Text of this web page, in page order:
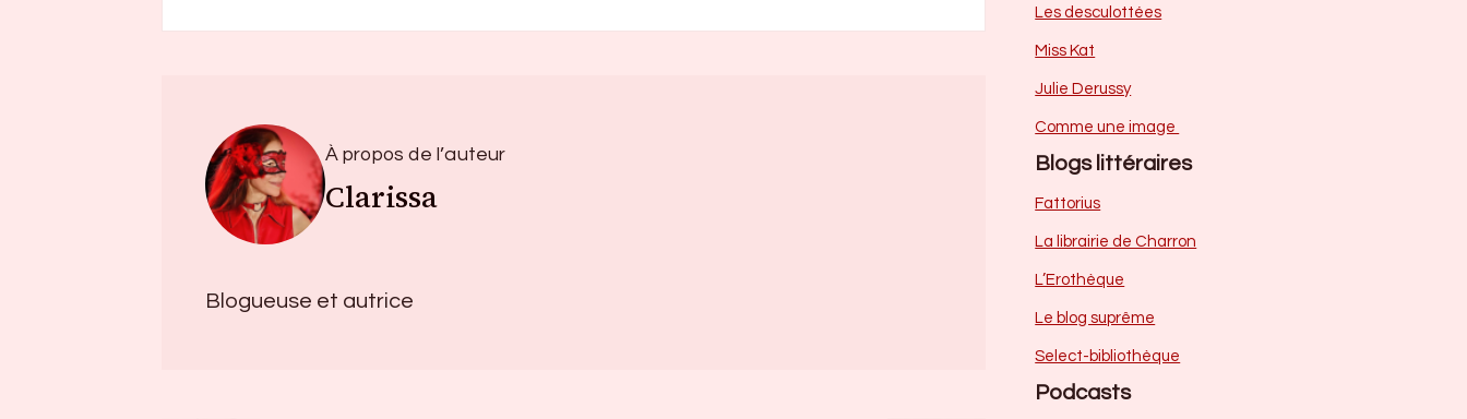
À propos de l’auteur
Clarissa
Blogueuse et autrice
Les desculottées
Miss Kat
Julie Derussy
Comme une image
Blogs littéraires
Fattorius
La librairie de Charron
L’Erothèque
Le blog suprême
Select-bibliothèque
Podcasts